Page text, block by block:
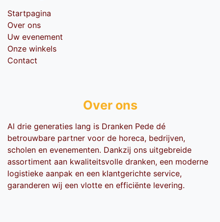
Startpagina
Over ons
Uw evenement
Onze winkels
Contact
Over ons
Al drie generaties lang is Dranken Pede dé
betrouwbare partner voor de horeca, bedrijven,
scholen en evenementen. Dankzij ons uitgebreide
assortiment aan kwaliteitsvolle dranken, een moderne
logistieke aanpak en een klantgerichte service,
garanderen wij een vlotte en efficiënte levering.